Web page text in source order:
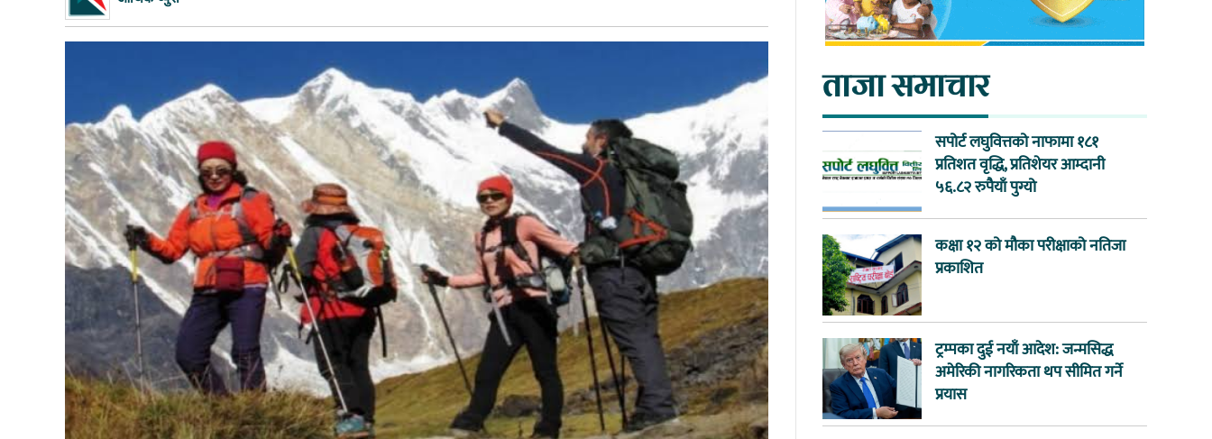
ताजा समाचार
सपोर्ट लघुवित्तको नाफामा १८१
प्रतिशत वृद्धि, प्रतिशेयर आम्दानी
५६.८२ रुपैयाँ पुग्यो
कक्षा १२ को मौका परीक्षाको नतिजा
प्रकाशित
ट्रम्पका दुई नयाँ आदेश: जन्मसिद्ध
अमेरिकी नागरिकता थप सीमित गर्ने
प्रयास